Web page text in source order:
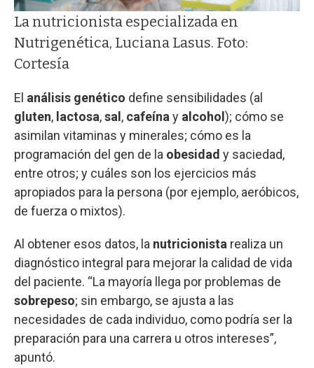
La nutricionista especializada en
Nutrigenética, Luciana Lasus. Foto:
Cortesía
El análisis genético define sensibilidades (al
gluten, lactosa,sal , cafeína y alcohol ); cómo se
asimilan vitaminas y minerales; cómo es la
programación del gen de la obesidad y saciedad,
entre otros; y cuáles son los ejercicios más
apropiados para la persona (por ejemplo, aeróbicos,
de fuerza o mixtos).
Al obtener esos datos, la nutricionista realiza un
diagnóstico integral para mejorar la calidad de vida
del paciente. “La mayoría llega por problemas de
sobrepeso; sin embargo, se ajusta a las
necesidades de cada individuo, como podría ser la
preparación para una carrera u otros intereses”,
apuntó.